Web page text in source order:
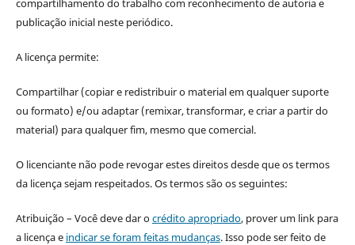
compartilhamento do trabalho com reconhecimento de autoria e
publicação inicial neste periódico.
A licença permite:
Compartilhar (copiar e redistribuir o material em qualquer suporte
ou formato) e/ou adaptar (remixar, transformar, e criar a partir do
material) para qualquer fim, mesmo que comercial.
O licenciante não pode revogar estes direitos desde que os termos
da licença sejam respeitados. Os termos são os seguintes:
Atribuição – Você deve dar ocrédito apropriado, prover um link para
a licença e indicar se foram feitas mudanças. Isso pode ser feito de